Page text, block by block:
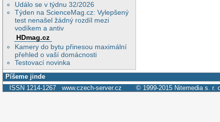
Událo se v týdnu 32/2026
Týden na ScienceMag.cz: Vylepšený
test nenašel žádný rozdíl mezi
vodíkem a antiv
HDmag.cz
Kamery do bytu přinesou maximální
přehled o vaší domácnosti
Testovací novinka
Píšeme jinde
ISSN 1214-1267 www.czech-server.cz © 1999-2015 Nitemedia s. r.